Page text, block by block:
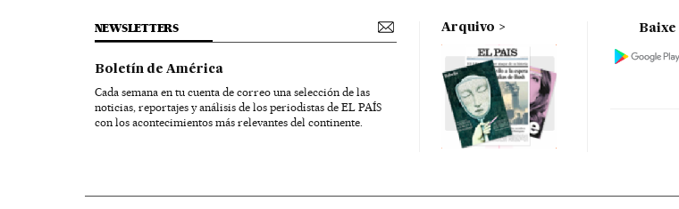
NEWSLETTERS
Boletín de América
Cada semana en tu cuenta de correo una selección de las
noticias, reportajes y análisis de los periodistas de EL PAÍS
con los acontecimientos más relevantes del continente.
Arquivo Baixe